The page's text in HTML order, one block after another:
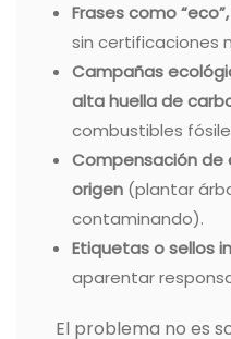
Frases como
sin certificaciones
Campañas
alta huella de
combustibles
Compensación de
origen (plantar
contaminando).
Etiquetas o sellos
aparentar
El problema no es